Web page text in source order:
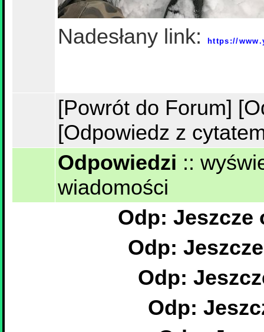
Nadesłany link: https://
[Powrót do Forum]
[Odpowiedz z
Odpowiedzi ::
wiadomości
Odp: Jeszcze
Odp: